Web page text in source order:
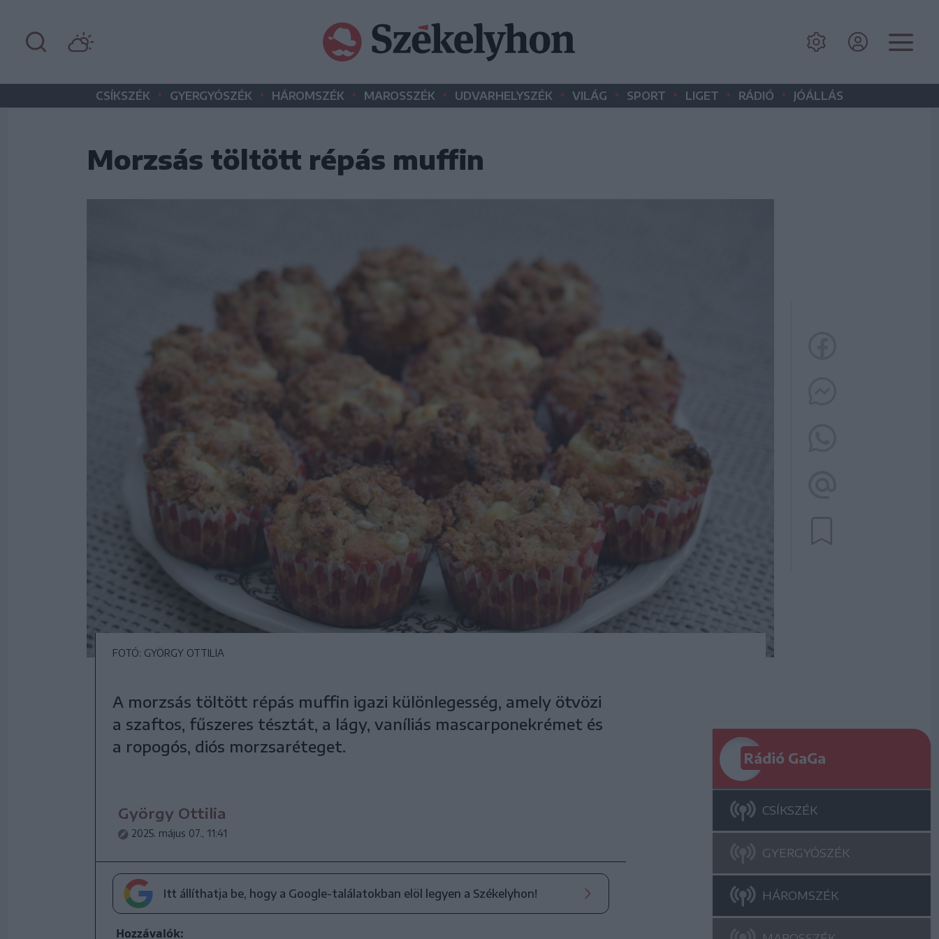
CSÍKSZÉK • GYERGYÓSZÉK • HÁROMSZÉK • MAROSSZÉK • UDVARHELYSZÉK • VILÁG • SPORT • LIGET • RÁDIÓ • JÓÁLLÁS
Morzsás töltött répás muffin
FOTÓ: GYÖRGY OTTILIA
A morzsás töltött répás muffin igazi különlegesség, amely ötvözi
a szaftos, fűszeres tésztát, a lágy, vaníliás mascarponekrémet és
a ropogós, diós morzsaréteget.
György Ottilia
2025. május 07., 11:41
Itt állíthatja be, hogy a Google-találatokban elöl legyen a Székelyhon!
Hozzávalók:
Rádió GaGa
CSÍKSZÉK
GYERGYÓSZÉK
HÁROMSZÉK